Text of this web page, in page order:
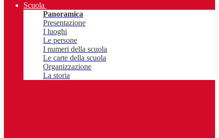
Scuola
Panoramica
Presentazione
I luoghi
Le persone
I numeri della scuola
Le carte della scuola
Organizzazione
La storia